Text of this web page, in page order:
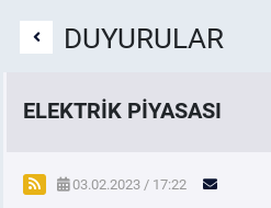
DUYURULAR
ELEKTRİK PİYASASI
SPOT ELEKTRİK PİYASALARI
03.02.2023 / 17:22